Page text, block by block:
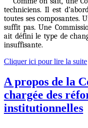
techniciens. Il est
toutes ses composantes.
suffit pas. Une
ait défini le type de
insuffisante.
Cliquer ici pour lire la suite
A propos de la
chargée des
institutionnelles